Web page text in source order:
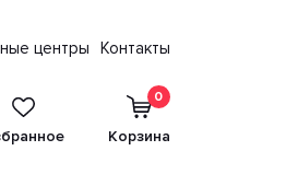
центры Контакты
0
Корзина